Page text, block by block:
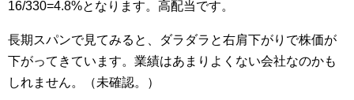
16/330=4.8%となります。高配当です。
長期スパンで見てみると、ダラダラと右肩下がりで株価が
下がってきています。業績はあまりよくない会社なのかも
しれません。（未確認。）